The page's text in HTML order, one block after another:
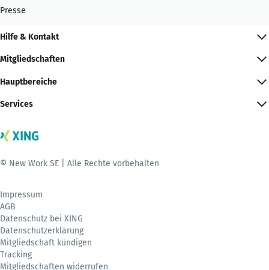
Presse
Hilfe & Kontakt
Mitgliedschaften
Hauptbereiche
Services
© New Work SE | Alle Rechte vorbehalten
Impressum
AGB
Datenschutz bei XING
Datenschutzerklärung
Mitgliedschaft kündigen
Tracking
Mitgliedschaften widerrufen